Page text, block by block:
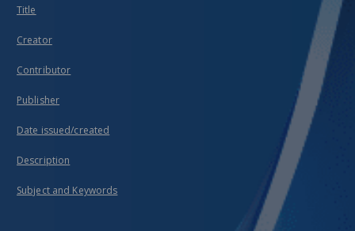
Title
Creator
Contributor
Publisher
Date issued/created
Description
Subject and Keywords